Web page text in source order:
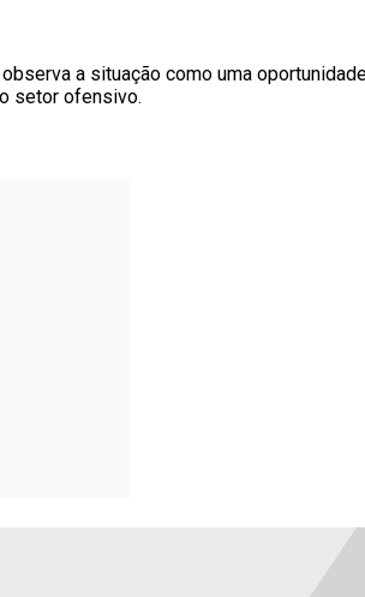
a situação como uma
setor ofensivo.